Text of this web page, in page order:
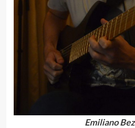
Emiliano Bez